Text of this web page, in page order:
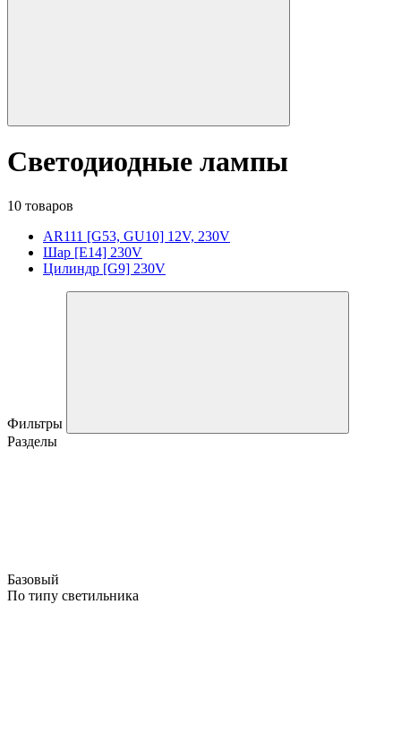
Светодиодные лампы
10 товаров
AR111 [G53, GU10] 12V, 230V
Шар [E14] 230V
Цилиндр [G9] 230V
Фильтры
Разделы
Базовый
По типу светильника